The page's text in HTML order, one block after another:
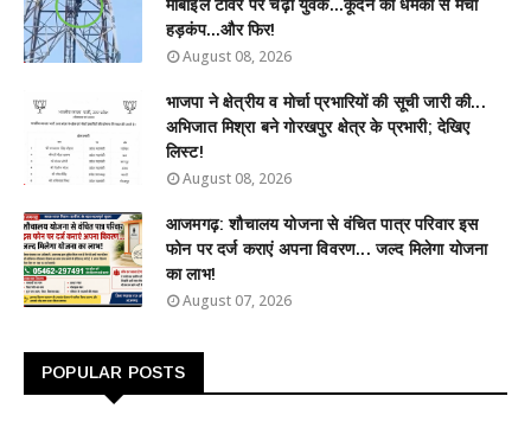
मोबाइल टावर पर चढ़ा युवक...कूदने की धमकी से मचा
हड़कंप...और फिर!
August 08, 2026
भाजपा ने क्षेत्रीय व मोर्चा प्रभारियों की सूची जारी की...
अभिजात मिश्रा बने गोरखपुर क्षेत्र के प्रभारी; देखिए
लिस्ट!
August 08, 2026
आजमगढ़: शौचालय योजना से वंचित पात्र परिवार इस
फोन पर दर्ज कराएं अपना विवरण... जल्द मिलेगा योजना
का लाभ!
August 07, 2026
POPULAR POSTS